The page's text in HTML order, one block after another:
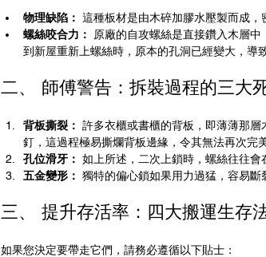
物理缺陷： 這種板材是由木碎加膠水壓製而成，
螺絲咬合力：
原廠的自攻螺絲是直接鑽入木層
到新屋重新上螺絲時，原本的孔洞已經變大，導
二、 師傅警告：拆裝過程的三大
背板撕裂： 許多衣櫃或書櫃的背板，即薄薄那
釘，這過程極易撕爛背板邊緣，令其無法再次完
孔位滑牙： 如上所述，二次上鎖時，螺絲往往會
五金變形： 獨特的偏心鎖如果用力過猛，容易斷
三、 提升存活率：四大搬運生存
如果您決定要帶走它們，請務必遵循以下貼士：